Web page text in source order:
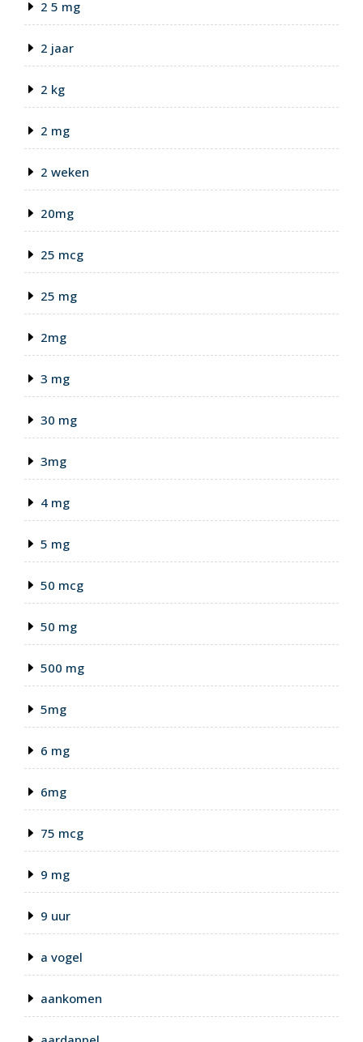
2 5 mg
2 jaar
2 kg
2 mg
2 weken
20mg
25 mcg
25 mg
2mg
3 mg
30 mg
3mg
4 mg
5 mg
50 mcg
50 mg
500 mg
5mg
6 mg
6mg
75 mcg
9 mg
9 uur
a vogel
aankomen